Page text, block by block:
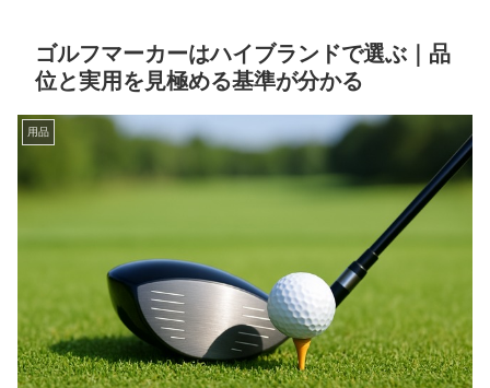
ゴルフマーカーはハイブランドで選ぶ｜品
位と実用を見極める基準が分かる
用品